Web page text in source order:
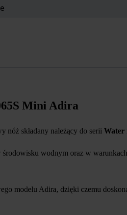
Mini Adira
nóż składany należący do serii Water
środowisku wodnym oraz w
modelu Adira, dzięki czemu